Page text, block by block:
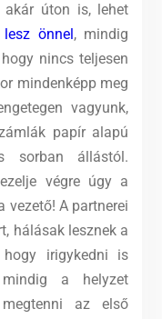
akár úton is, lehet
önnel , mindig
nincs teljesen
mindenképp meg
vagyunk,
papír alapú
sorban állástól.
végre úgy a
vezető! A partnerei
hálásak lesznek a
hogy irigykedni is
a helyzet
az első